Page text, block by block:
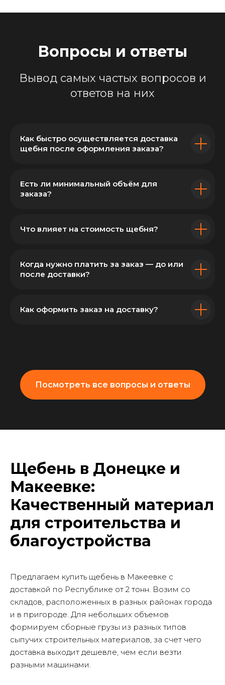
Вопросы и ответы
Вывод самых частых вопросов и
ответов на них
Как быстро осуществляется доставка
щебня после оформления заказа?
Есть ли минимальный объём для
заказа?
Что влияет на стоимость щебня?
Когда нужно платить за заказ — до или
после доставки?
Как оформить заказ на доставку?
Посмотреть все вопросы и ответы
Щебень в Донецке и
Макеевке:
Качественный материал
для строительства и
благоустройства
Предлагаем купить щебень в Макеевке с
доставкой по Республике от 2 тонн. Возим со
складов, расположенных в разных районах города
и в пригороде. Для небольших объемов
формируем сборные грузы из разных типов
сыпучих строительных материалов, за счет чего
доставка выходит дешевле, чем если везти
разными машинами.